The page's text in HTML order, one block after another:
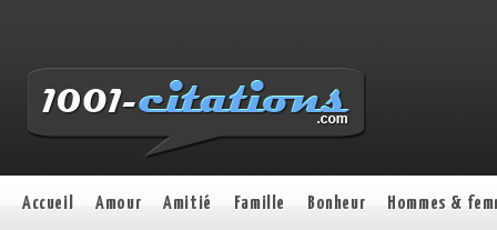
Accueil Amour Amitié Famille Bonheur Hommes &